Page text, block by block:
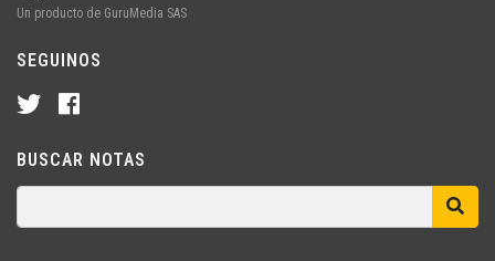
Un producto de GuruMedia SAS
SEGUINOS
BUSCAR NOTAS